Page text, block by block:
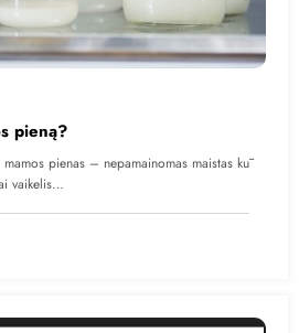
pieną?
pienas – nepamainomas maistas kū
vaikelis…